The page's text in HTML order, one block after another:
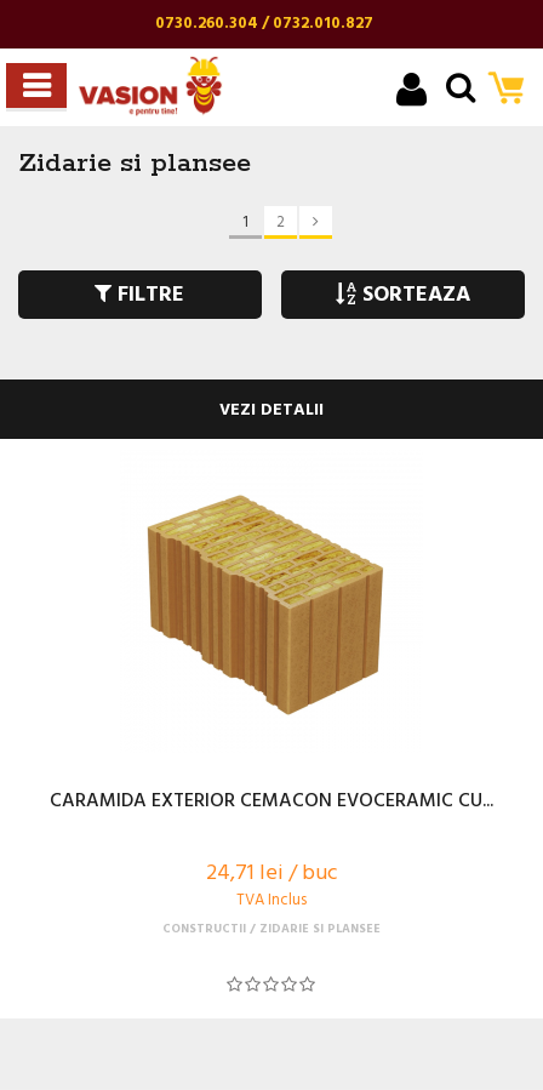
0730.260.304 / 0732.010.827
Zidarie si plansee
1 2
FILTRE SORTEAZA
VEZI DETALII
CARAMIDA EXTERIOR CEMACON EVOCERAMIC CU...
24,71 lei / buc
TVA Inclus
CONSTRUCTII ZIDARIE SI PLANSEE